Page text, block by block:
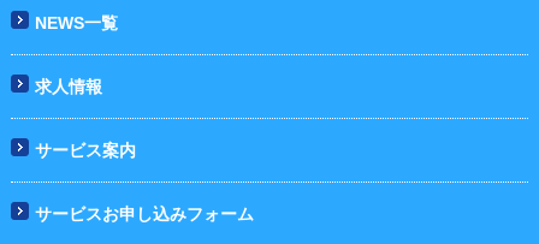
NEWS一覧
求人情報
サービス案内
サービスお申し込みフォーム